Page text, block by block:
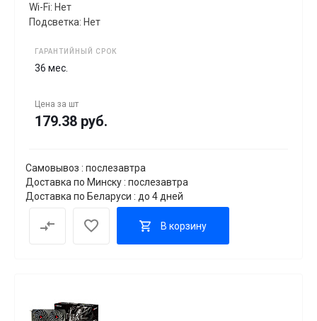
Wi-Fi: Нет
Подсветка: Нет
ГАРАНТИЙНЫЙ СРОК
36 мес.
Цена за шт
179.38 руб.
Самовывоз : послезавтра
Доставка по Минску : послезавтра
Доставка по Беларуси : до 4 дней
В корзину